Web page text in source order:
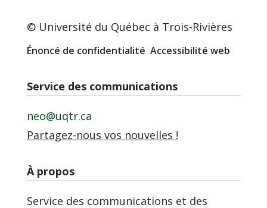
© Université du Québec à Trois-Rivières
Énoncé de confidentialité Accessibilité web
Service des communications
neo@uqtr.ca
Partagez-nous vos nouvelles !
À propos
Service des communications et des